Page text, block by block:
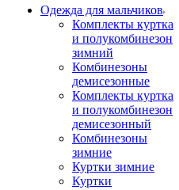
Одежда для мальчиков
Комплекты куртка
и полукомбинезон
зимний
Комбинезоны
демисезонные
Комплекты куртка
и полукомбинезон
демисезонный
Комбинезоны
зимние
Куртки зимние
Куртки